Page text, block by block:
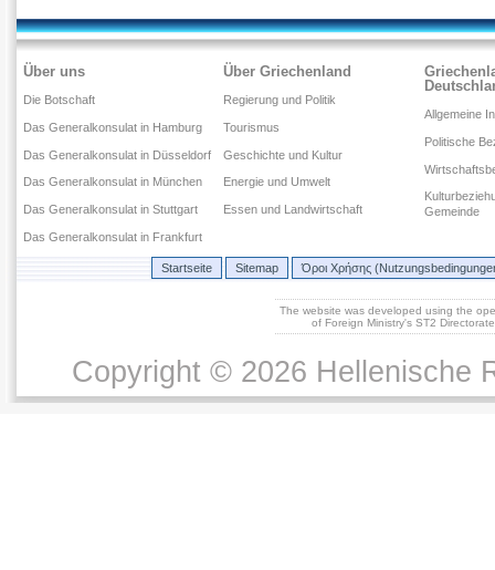
Über uns
Die Botschaft
Das Generalkonsulat in Hamburg
Das Generalkonsulat in Düsseldorf
Das Generalkonsulat in München
Das Generalkonsulat in Stuttgart
Das Generalkonsulat in Frankfurt
Über Griechenland
Regierung und Politik
Tourismus
Geschichte und Kultur
Energie und Umwelt
Essen und Landwirtschaft
Allgemeine
Politische
Gemeinde
Startseite Sitemap Όροι Χρήσης
The website was developed using the
of Foreign Ministry's ST2
Copyright © 2026 Hellenische